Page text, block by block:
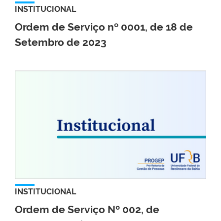
INSTITUCIONAL
Ordem de Serviço nº 0001, de 18 de
Setembro de 2023
INSTITUCIONAL
Ordem de Serviço Nº 002, de